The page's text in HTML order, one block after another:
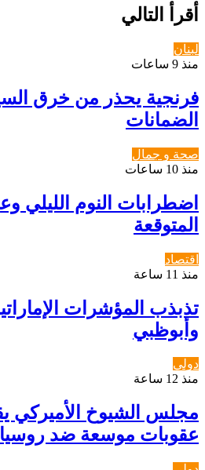
أقرأ التالي
لبنان
منذ 9 ساعات
فرنجية يحذر من خرق
الضمانات
صحة و جمال
منذ 10 ساعات
اضطرابات النوم الليلي
المتوقعة
اقتصاد
منذ 11 ساعة
تذبذب المؤشرات
وأبوظبي
دولي
منذ 12 ساعة
مجلس الشيوخ الأميركي
عقوبات موسعة ضد روسيا